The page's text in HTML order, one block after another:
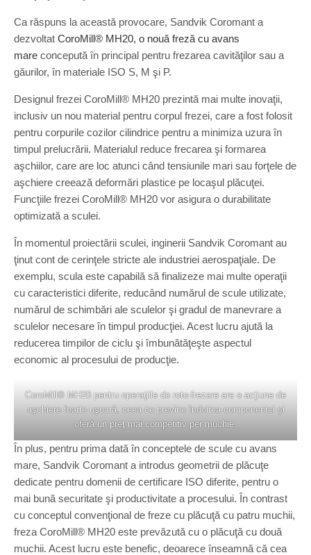
Ca răspuns la această provocare, Sandvik Coromant a
dezvoltat CoroMill® MH20, o nouă freză cu avans
mare concepută în principal pentru frezarea cavităţilor sau a
găurilor, în materiale ISO S, M şi P.
Designul frezei CoroMill® MH20 prezintă mai multe inovaţii,
inclusiv un nou material pentru corpul frezei, care a fost folosit
pentru corpurile cozilor cilindrice pentru a minimiza uzura în
timpul prelucrării. Materialul reduce frecarea şi formarea
aşchiilor, care are loc atunci când tensiunile mari sau forţele de
aşchiere creează deformări plastice pe locaşul plăcuţei.
Funcţiile frezei CoroMill® MH20 vor asigura o durabilitate
optimizată a sculei.
În momentul proiectării sculei, inginerii Sandvik Coromant au
ţinut cont de cerinţele stricte ale industriei aerospaţiale. De
exemplu, scula este capabilă să finalizeze mai multe operaţii
cu caracteristici diferite, reducând numărul de scule utilizate,
numărul de schimbări ale sculelor şi gradul de manevrare a
sculelor necesare în timpul producţiei. Acest lucru ajută la
reducerea timpilor de ciclu şi îmbunătăţeşte aspectul
economic al procesului de producţie.
CoroMill® MH20 pentru operaţiile de roto-frezare are o acţiune de
aşchiere foarte uşoară, ceea ce previne îndoirea componentei şi
oferă un preţ mai competitiv per muchie.
În plus, pentru prima dată în conceptele de scule cu avans
mare, Sandvik Coromant a introdus geometrii de plăcuţe
dedicate pentru domenii de certificare ISO diferite, pentru o
mai bună securitate şi productivitate a procesului. În contrast
cu conceptul convenţional de freze cu plăcuţă cu patru muchii,
freza CoroMill® MH20 este prevăzută cu o plăcuţă cu două
muchii. Acest lucru este benefic, deoarece înseamnă că cea